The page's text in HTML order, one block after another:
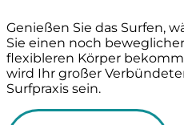
Genießen Sie das Surfen,
Sie einen noch
flexibleren Körper
wird Ihr großer
Surfpraxis sein.